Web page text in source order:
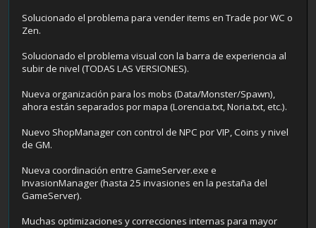
Solucionado el problema para vender items en Trade por WC o
Zen.
Solucionado el problema visual con la barra de experiencia al
subir de nivel (TODAS LAS VERSIONES).
Nueva organización para los mobs (Data/Monster/Spawn),
ahora están separados por mapa (Lorencia.txt, Noria.txt, etc.).
Nuevo ShopManager con control de NPC por VIP, Coins y nivel
de GM.
Nueva coordinación entre GameServer.exe e
InvasionManager (hasta 25 invasiones en la pestaña del
GameServer).
Muchas optimizaciones y correcciones internas para mayor